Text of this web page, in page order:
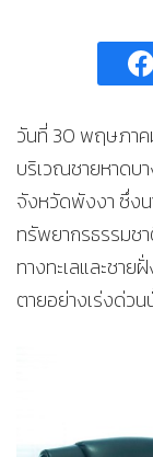
วันที่ 30 พฤษภา
บริเวณชายหาดบ
จังหวัดพังงา ซึ่ง
ทรัพยากรธรรมช
ทางทะเลและชาย
ตายอย่างเร่งด่วน